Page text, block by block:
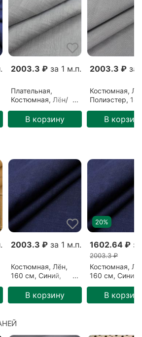
Синий
Плательная
Блестящая,Креш
Осень Зима , Весна
150 см
Лён / Полиэстер
2003.3 ₽ за 1 м.п.
Плательная,
Костюмная, Лён/
Серый, Голубое
серебро (0510204)
В корзину
2003.3 ₽ за
Костюмная,
Полиэстер,
голубой
В
2003.3 ₽ за 1 м.п.
Костюмная, Лён,
160 см, Синий,
(10062106)
В корзину
20%
1602.64 ₽
2003.3 ₽
Костюмная,
160 см, Синий,
(10062107)
В